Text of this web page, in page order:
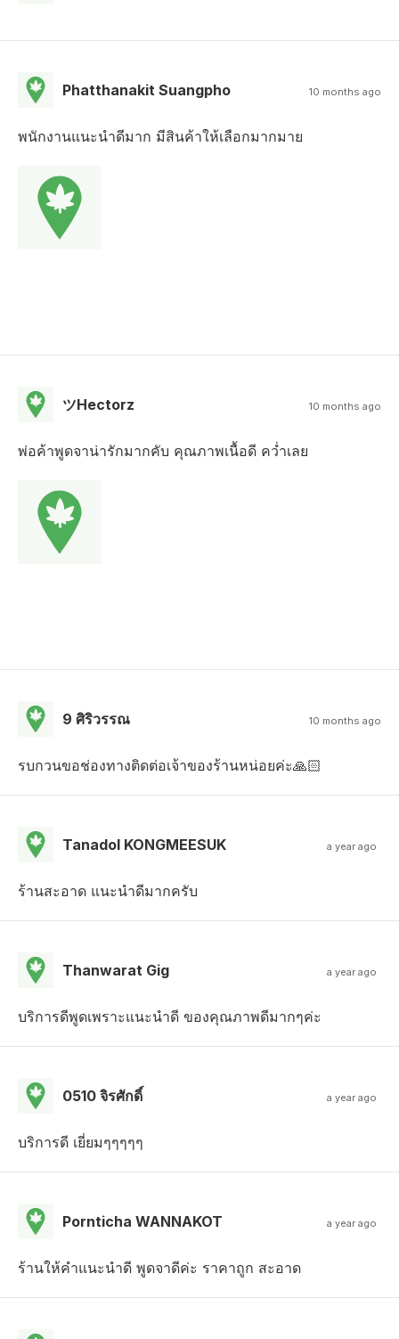
Phatthanakit Suangpho 10 months ago
พนักงานแนะนำดีมาก มีสินค้าให้เลือกมากมาย
ツHectorz 10 months ago
พ่อค้าพูดจาน่ารักมากคับ คุณภาพเนื้อดี คว่ำเลย
9 ศิริวรรณ 10 months ago
รบกวนขอช่องทางติดต่อเจ้าของร้านหน่อยค่ะ🙏🏻
Tanadol KONGMEESUK a year ago
ร้านสะอาด แนะนำดีมากครับ
Thanwarat Gig a year ago
บริการดีพูดเพราะแนะนำดี ของคุณภาพดีมากๆค่ะ
0510 จิรศักดิ์ a year ago
บริการดี เยี่ยมๆๆๆๆๆ
Pornticha WANNAKOT a year ago
ร้านให้คำแนะนำดี พูดจาดีค่ะ ราคาถูก สะอาด